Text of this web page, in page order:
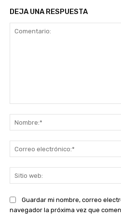
DEJA UNA RESPUESTA
Guardar mi nombre, correo
navegador la próxima vez que